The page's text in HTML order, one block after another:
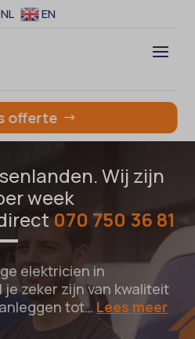
NL EN
offerte
Wij zijn
week
070 750 36 81
elektricien in
je zeker zijn van kwaliteit
tot… Lees meer